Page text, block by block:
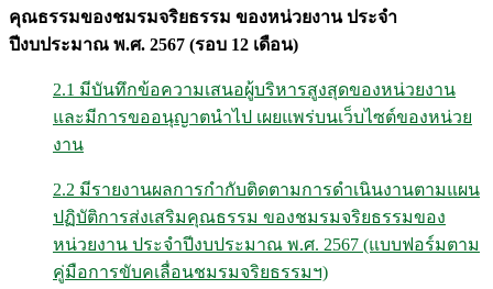
คุณธรรมของชมรมจริยธรรม ของหน่วยงาน ประจำ
ปีงบประมาณ พ.ศ. 2567 (รอบ 12 เดือน)
2.1 มีบันทึกข้อความเสนอผู้บริหารสูงสุดของหน่วยงาน
และมีการขออนุญาตนำไป เผยแพร่บนเว็บไซต์ของหน่วย
งาน
2.2 มีรายงานผลการกำกับติดตามการดำเนินงานตามแผน
ปฏิบัติการส่งเสริมคุณธรรม ของชมรมจริยธรรมของ
หน่วยงาน ประจำปีงบประมาณ พ.ศ. 2567 (แบบฟอร์มตาม
คู่มือการขับคเลื่อนชมรมจริยธรรมฯ)